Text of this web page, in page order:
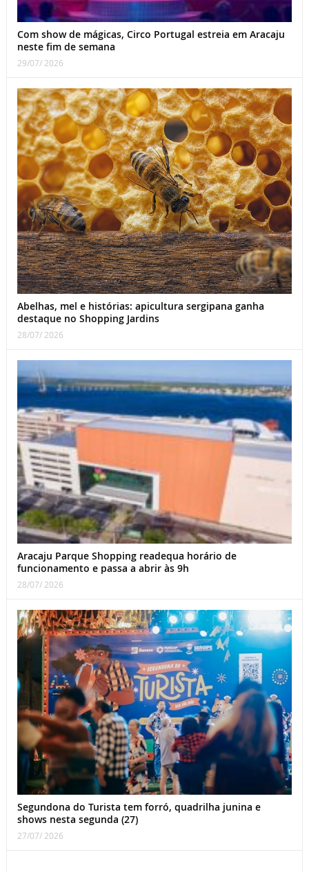
Com show de mágicas, Circo Portugal estreia em Aracaju
neste fim de semana
29/07/ 2026
Abelhas, mel e histórias: apicultura sergipana ganha
destaque no Shopping Jardins
28/07/ 2026
Aracaju Parque Shopping readequa horário de
funcionamento e passa a abrir às 9h
28/07/ 2026
Segundona do Turista tem forró, quadrilha junina e
shows nesta segunda (27)
27/07/ 2026